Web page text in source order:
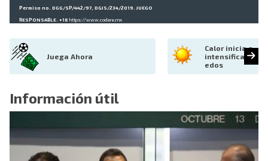
Permiso no. DGG/SP/442/97, DGJS/234/2019. JUEGO
RESPONSABLE. +18 https://www.codere.mx
Juega Ahora
Calor inicia a
intensificarse
edos
Información útil